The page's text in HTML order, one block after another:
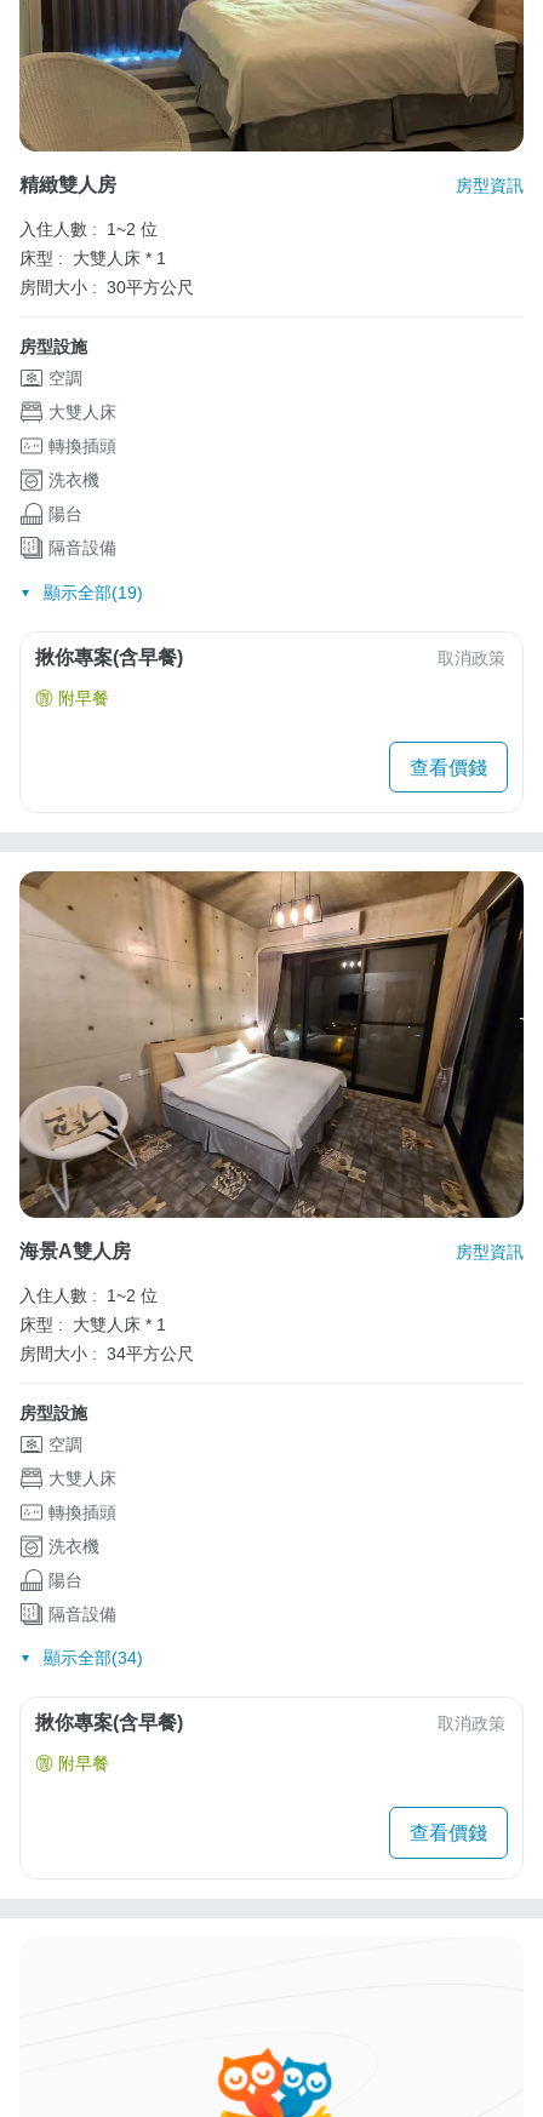
精緻雙人房 房型資訊
入住人數 :
1~2 位
床型 :
大雙人床 * 1
房間大小 : 30平方公尺
房型設施
空調
大雙人床
轉換插頭
洗衣機
陽台
隔音設備
顯示全部(19)
揪你專案(含早餐) 取消政策
附早餐
查看價錢
海景A雙人房 房型資訊
入住人數 :
1~2 位
床型 :
大雙人床 * 1
房間大小 : 34平方公尺
房型設施
空調
大雙人床
轉換插頭
洗衣機
陽台
隔音設備
顯示全部(34)
揪你專案(含早餐) 取消政策
附早餐
查看價錢